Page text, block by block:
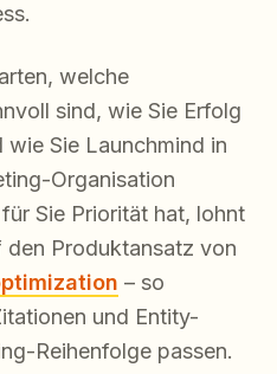
welche
sind, wie Sie Erfolg
Sie Launchmind in
Organisation
Sie Priorität hat, lohnt
Produktansatz von
– so
und Entity-
Reihenfolge passen.